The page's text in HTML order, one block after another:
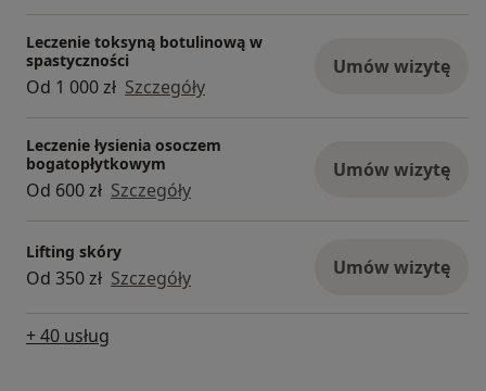
Leczenie toksyną botulinową w
spastyczności
Od 1 000 zł Szczegóły
Umów wizytę
Leczenie łysienia osoczem
bogatopłytkowym
Od 600 zł Szczegóły
Umów wizytę
Lifting skóry
Od 350 zł Szczegóły Umów wizytę
+ 40 usług